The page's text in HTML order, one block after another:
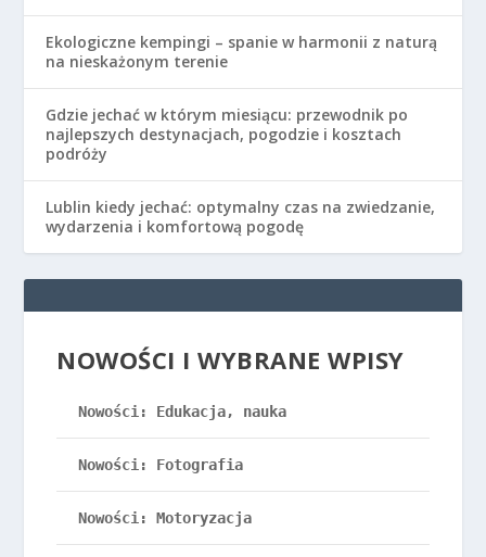
Ekologiczne kempingi – spanie w harmonii z naturą
na nieskażonym terenie
Gdzie jechać w którym miesiącu: przewodnik po
najlepszych destynacjach, pogodzie i kosztach
podróży
Lublin kiedy jechać: optymalny czas na zwiedzanie,
wydarzenia i komfortową pogodę
NOWOŚCI I WYBRANE WPISY
Nowości: Edukacja, nauka
Nowości: Fotografia
Nowości: Motoryzacja